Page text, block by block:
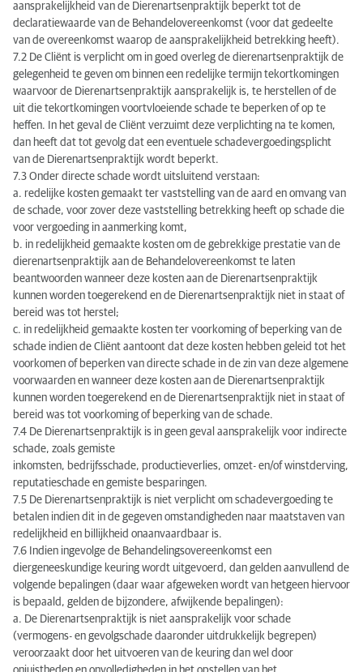
aansprakelijkheid van de Dierenartsenpraktijk beperkt tot de
declaratiewaarde van de Behandelovereenkomst (voor dat gedeelte
van de overeenkomst waarop de aansprakelijkheid betrekking heeft).
7.2 De Cliënt is verplicht om in goed overleg de dierenartsenpraktijk de
gelegenheid te geven om binnen een redelijke termijn tekortkomingen
waarvoor de Dierenartsenpraktijk aansprakelijk is, te herstellen of de
uit die tekortkomingen voortvloeiende schade te beperken of op te
heffen. In het geval de Cliënt verzuimt deze verplichting na te komen,
dan heeft dat tot gevolg dat een eventuele schadevergoedingsplicht
van de Dierenartsenpraktijk wordt beperkt.
7.3 Onder directe schade wordt uitsluitend verstaan:
a. redelijke kosten gemaakt ter vaststelling van de aard en omvang van
de schade, voor zover deze vaststelling betrekking heeft op schade die
voor vergoeding in aanmerking komt,
b. in redelijkheid gemaakte kosten om de gebrekkige prestatie van de
dierenartsenpraktijk aan de Behandelovereenkomst te laten
beantwoorden wanneer deze kosten aan de Dierenartsenpraktijk
kunnen worden toegerekend en de Dierenartsenpraktijk niet in staat of
bereid was tot herstel;
c. in redelijkheid gemaakte kosten ter voorkoming of beperking van de
schade indien de Cliënt aantoont dat deze kosten hebben geleid tot het
voorkomen of beperken van directe schade in de zin van deze algemene
voorwaarden en wanneer deze kosten aan de Dierenartsenpraktijk
kunnen worden toegerekend en de Dierenartsenpraktijk niet in staat of
bereid was tot voorkoming of beperking van de schade.
7.4 De Dierenartsenpraktijk is in geen geval aansprakelijk voor indirecte
schade, zoals gemiste
inkomsten, bedrijfsschade, productieverlies, omzet- en/of winstderving,
reputatieschade en gemiste besparingen.
7.5 De Dierenartsenpraktijk is niet verplicht om schadevergoeding te
betalen indien dit in de gegeven omstandigheden naar maatstaven van
redelijkheid en billijkheid onaanvaardbaar is.
7.6 Indien ingevolge de Behandelingsovereenkomst een
diergeneeskundige keuring wordt uitgevoerd, dan gelden aanvullend de
volgende bepalingen (daar waar afgeweken wordt van hetgeen hiervoor
is bepaald, gelden de bijzondere, afwijkende bepalingen):
a. De Dierenartsenpraktijk is niet aansprakelijk voor schade
(vermogens- en gevolgschade daaronder uitdrukkelijk begrepen)
veroorzaakt door het uitvoeren van de keuring dan wel door